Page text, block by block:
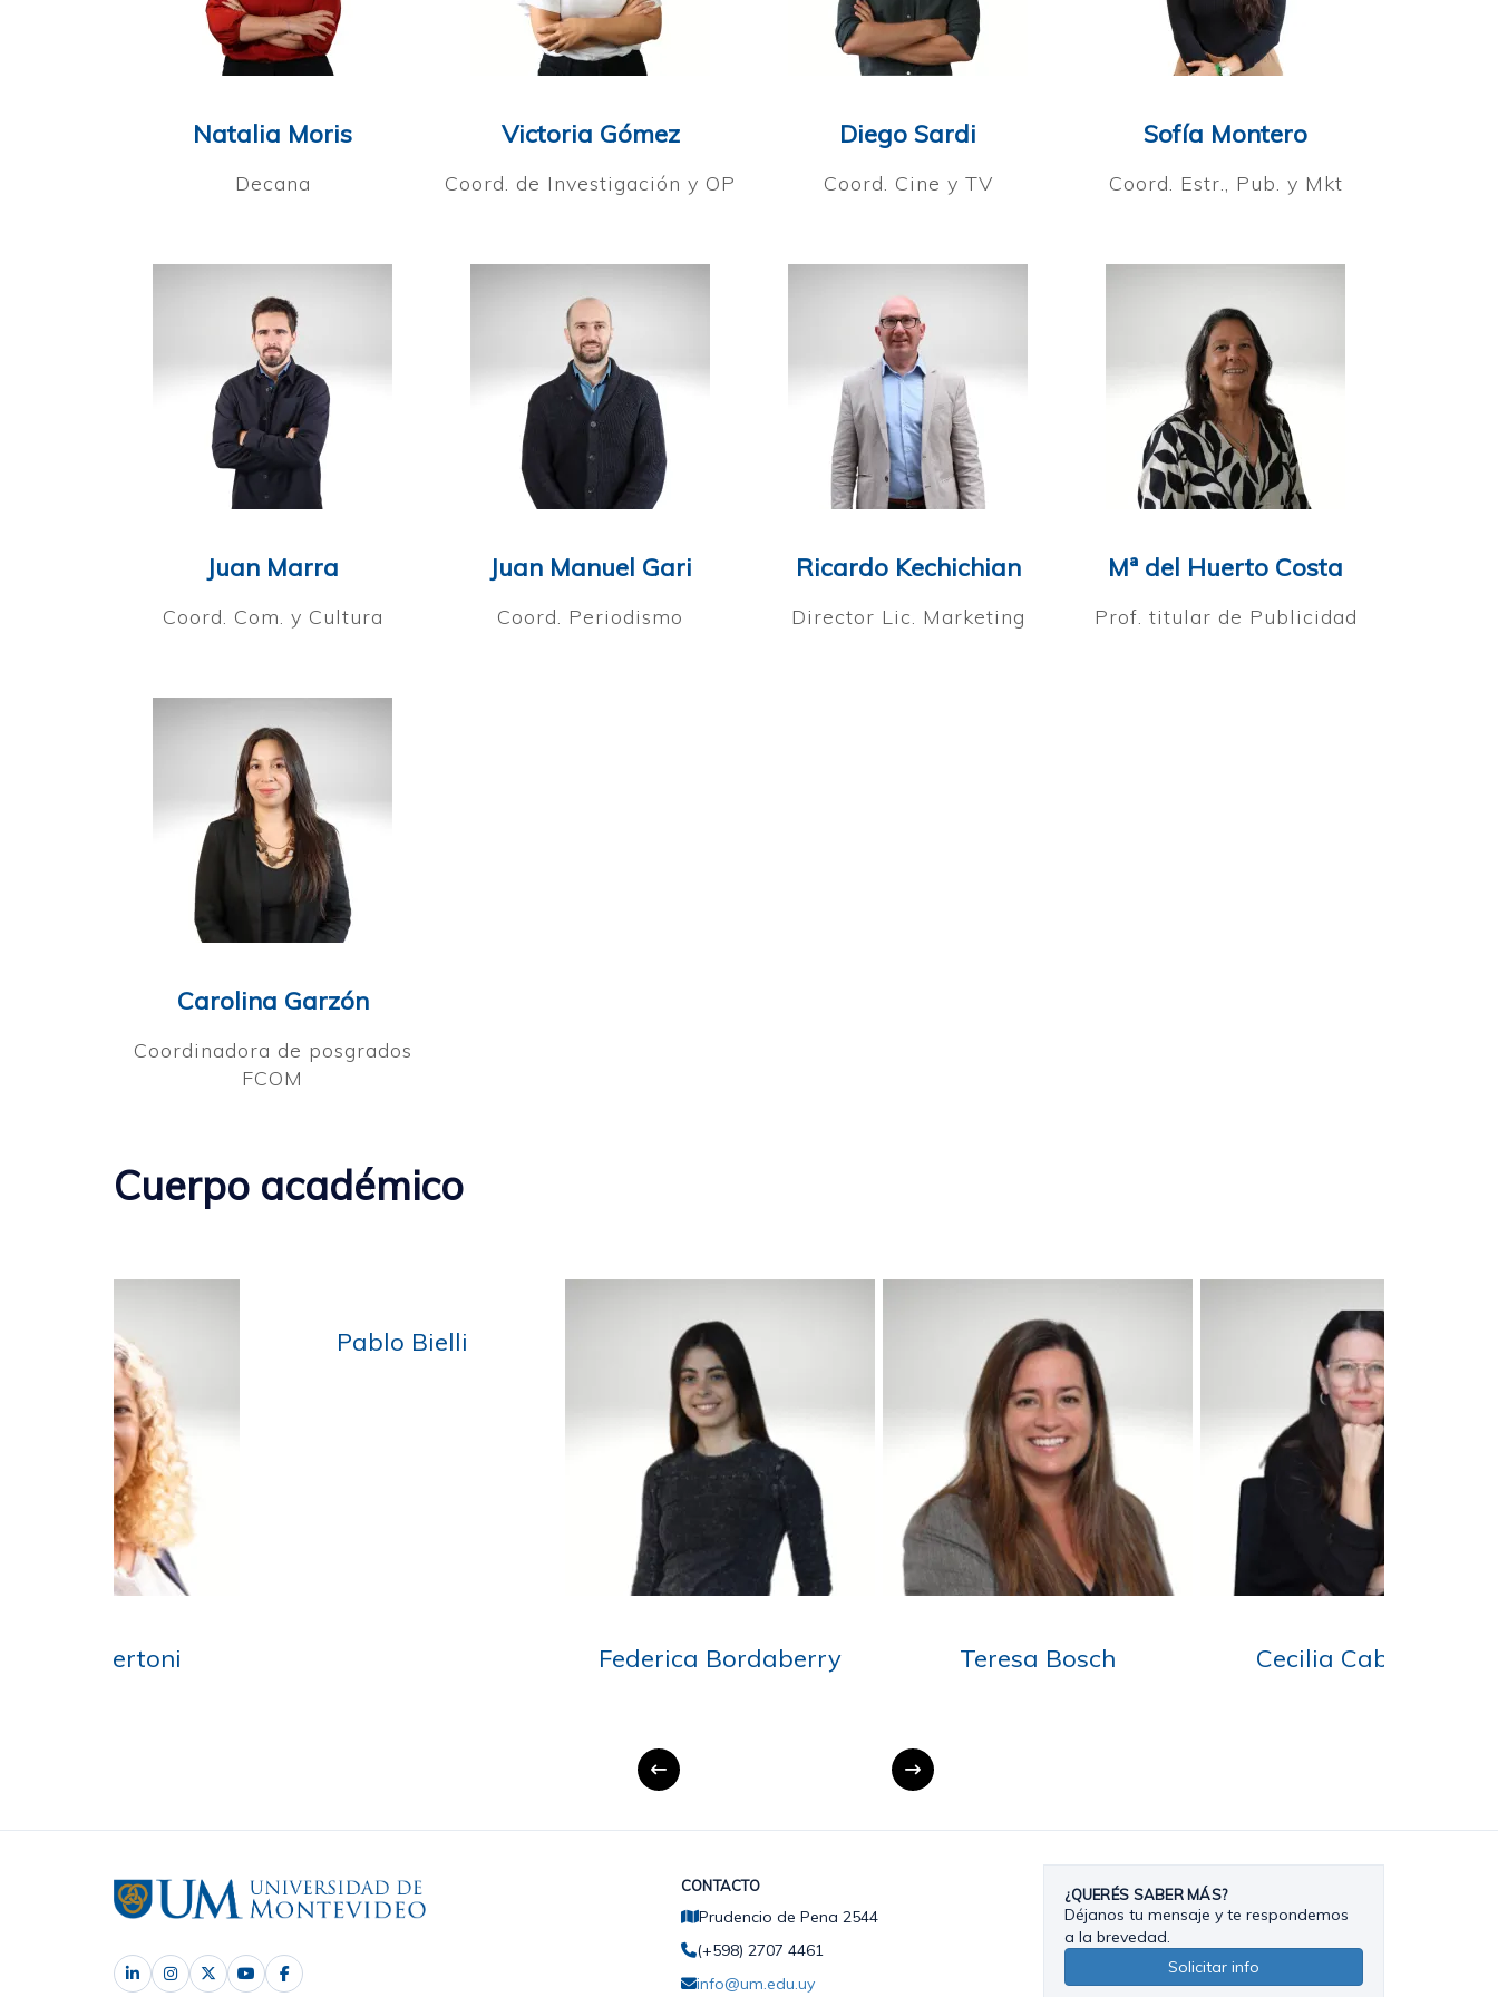
Natalia Moris
Decana
Victoria Gómez
Coord. de Investigación y OP
Diego Sardi
Coord. Cine y TV
Sofía Montero
Coord. Estr., Pub. y Mkt
Juan Marra
Coord. Com. y Cultura
Juan Manuel Gari
Coord. Periodismo
Ricardo Kechichian
Director Lic. Marketing
Mª del Huerto Costa
Prof. titular de Publicidad
Carolina Garzón
Coordinadora de posgrados
FCOM
Cuerpo académico
Bielli
Teresa Bosch Cecilia Caballero
Javier Castro
CONTACTO
Prudencio de Pena 2544
(+598) 2707 4461
info@um.edu.uy
¿QUERÉS SABER MÁS?
Déjanos tu mensaje y te respondemos
a la brevedad.
Solicitar info